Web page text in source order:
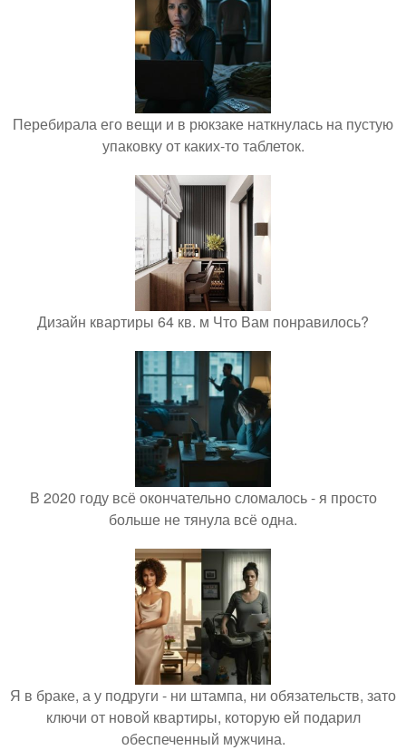
Перебирала его вещи и в рюкзаке наткнулась на пустую
упаковку от каких-то таблеток.
Дизайн квартиры 64 кв. м Что Вам понравилось?
В 2020 году всё окончательно сломалось - я просто
больше не тянула всё одна.
Я в браке, а у подруги - ни штампа, ни обязательств, зато
ключи от новой квартиры, которую ей подарил
обеспеченный мужчина.